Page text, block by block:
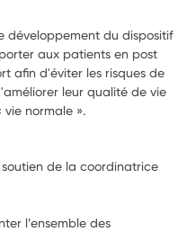
développement du dispositif
aux patients en post
afin d'éviter les risques de
leur qualité de vie
vie normale ».
de la coordinatrice
l’ensemble des